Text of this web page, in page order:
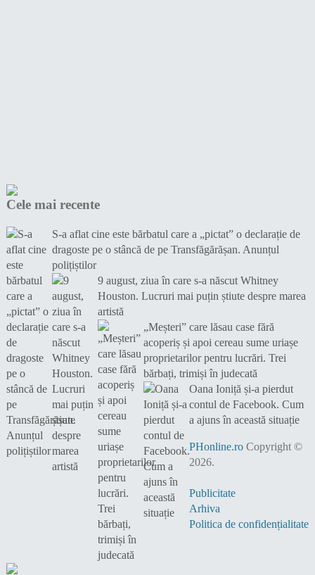
Cele mai recente
S-a aflat cine este bărbatul care a „pictat” o declarație de
dragoste pe o stâncă de pe Transfăgărășan. Anunțul
polițiștilor
9 august, ziua în care s-a născut Whitney
Houston. Lucruri mai puțin știute despre marea
artistă
„Meșteri” care lăsau case fără
acoperiș și apoi cereau sume uriașe
proprietarilor pentru lucrări. Trei
bărbați, trimiși în judecată
Oana Ioniță și-a pierdut
contul de Facebook. Cum
a ajuns în această situație
PHonline.roCopyright ©
2026.
Publicitate
Arhiva
Politica de confidențialitate